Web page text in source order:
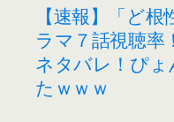
【速報】「ど
ラマ７話視聴率
ネタバレ！ぴ
たｗｗｗ